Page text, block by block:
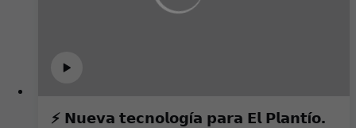
⚡️ 𝗡𝘂𝗲𝘃𝗮 𝘁𝗲𝗰𝗻𝗼𝗹𝗼𝗴í𝗮 𝗽𝗮𝗿𝗮 𝗘𝗹 𝗣𝗹𝗮𝗻𝘁í𝗼.